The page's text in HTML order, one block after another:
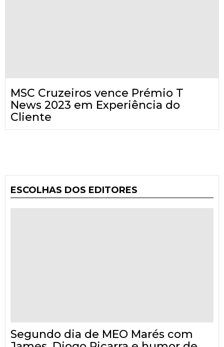
MSC Cruzeiros vence Prémio T
News 2023 em Experiência do
Cliente
ESCOLHAS DOS EDITORES
Segundo dia de MEO Marés com